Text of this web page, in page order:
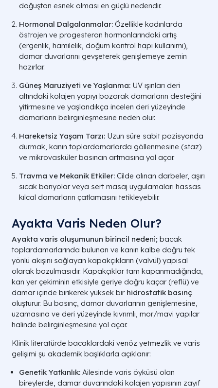
VARİS TÜRÜ
Kılcal (Telenjektazi)
Retiküler Varis 1 - 3 mm
Büyük Ven Varisi 3 mm Üstü
A LIFE SAĞLIK GRUBU
doğuştan esnek olması en güçlü nedendir.
Hormonal Dalgalanmalar: Özellikle kadınlarda
östrojen ve progesteron hormonlarındaki artış
(ergenlik, hamilelik, doğum kontrol hapı kullanımı),
damar duvarlarını gevşeterek genişlemeye zemin
hazırlar.
Güneş Maruziyeti ve Yaşlanma: UV ışınları deri
altındaki kolajen yapıyı bozarak damarların desteğini
yitirmesine ve yaşlandıkça incelen deri yüzeyinde
damarların belirginleşmesine neden olur.
Hareketsiz Yaşam Tarzı: Uzun süre sabit pozisyonda
durmak, kanın toplardamarlarda göllenmesine (staz)
ve mikrovasküler basıncın artmasına yol açar.
Travma ve Mekanik Etkiler: Cilde alınan darbeler, aşırı
sıcak banyolar veya sert masaj uygulamaları hassas
kılcal damarların çatlamasını tetikleyebilir.
Ayakta Varis Neden Olur?
Ayakta varis oluşumunun birincil nedeni; bacak
toplardamarlarında bulunan ve kanın kalbe doğru tek
yönlü akışını sağlayan kapakçıkların (valvül) yapısal
olarak bozulmasıdır. Kapakçıklar tam kapanmadığında,
kan yer çekiminin etkisiyle geriye doğru kaçar (reflü) ve
damar içinde birikerek yüksek bir hidrostatik basınç
oluşturur. Bu basınç, damar duvarlarının genişlemesine,
uzamasına ve deri yüzeyinde kıvrımlı, mor/mavi yapılar
halinde belirginleşmesine yol açar.
Klinik literatürde bacaklardaki venöz yetmezlik ve varis
gelişimi şu akademik başlıklarla açıklanır:
Genetik Yatkınlık: Ailesinde varis öyküsü olan
bireylerde, damar duvarındaki kolajen yapısının zayıf